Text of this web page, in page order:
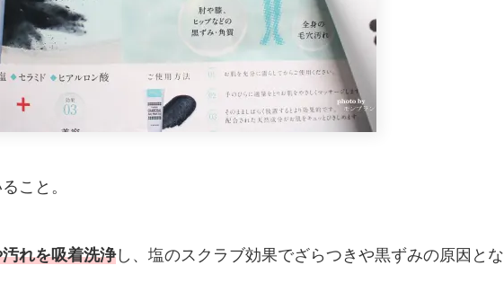
こと。
れを吸着洗浄し、塩のスクラブ効果でざらつきや黒ずみの原因とな